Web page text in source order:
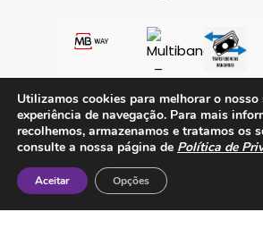
Utilizamos cookies para melhorar o nosso
experiência de navegação. Para mais
recolhemos, armazenamos e tratamos os
consulte a nossa página de Política de
Aceitar Opções